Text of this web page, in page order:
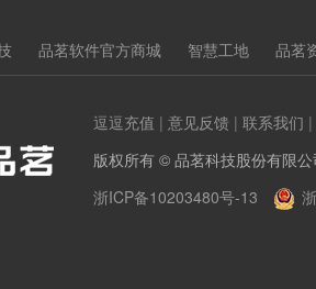
品茗软件官方商城 智慧工地 品茗
逗逗充值 | 意见反馈 | 联系我们 |
版权所有 © 品茗科技股份有限
浙ICP备10203480号-13